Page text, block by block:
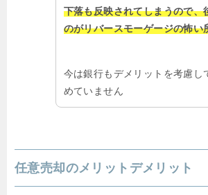
下落も反映されてしまうので、
のがリバースモーゲージの怖い
今は銀行もデメリットを考慮し
めていません
任意売却のメリットデメリット